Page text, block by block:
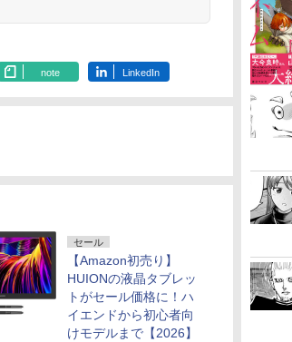
note LinkedIn
セール
【Amazon初売り】
HUIONの液晶タブレッ
トがセール価格に！ハ
イエンドから初心者向
けモデルまで【2026】